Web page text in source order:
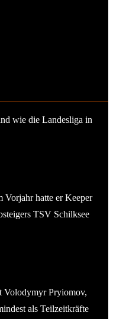
wie die Landesliga in
Vorjahr hatte er Keeper
TSV Schilksee
Volodymyr Pryiomov,
als Teilzeitkräfte